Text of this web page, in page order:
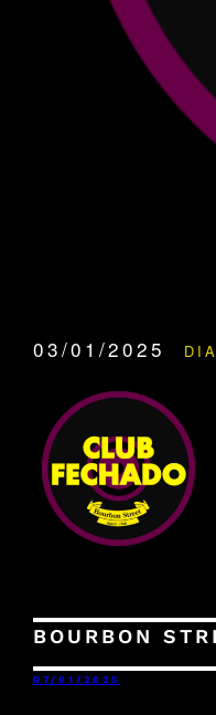
03/01/2025
BOURBON
07/01/2025